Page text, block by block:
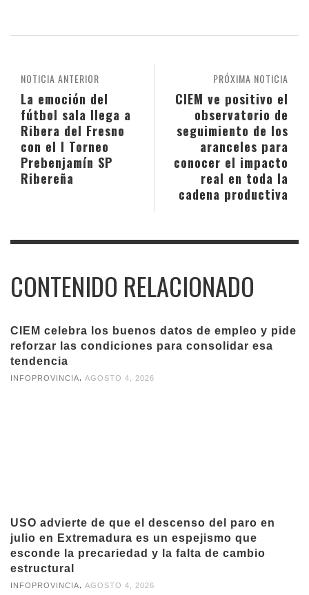
PRÓXIMA NOTICIA
CIEM ve positivo el
observatorio de
seguimiento de los
aranceles para
conocer el impacto
real en toda la
cadena productiva
NOTICIA ANTERIOR
La emoción del
fútbol sala llega a
Ribera del Fresno
con el I Torneo
Prebenjamín SP
Ribereña
CONTENIDO RELACIONADO
CIEM celebra los buenos datos de empleo y pide
reforzar las condiciones para consolidar esa
tendencia
INFOPROVINCIA AGOSTO 4, 2026
USO advierte de que el descenso del paro en
julio en Extremadura es un espejismo que
esconde la precariedad y la falta de cambio
estructural
INFOPROVINCIA, AGOSTO 4, 2026